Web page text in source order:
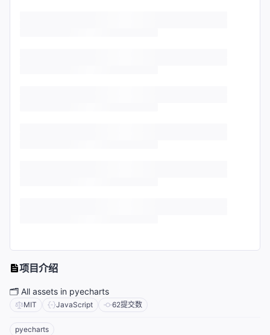
项目介绍
🗂 All assets in pyecharts
MIT JavaScript 62提交数
pyecharts